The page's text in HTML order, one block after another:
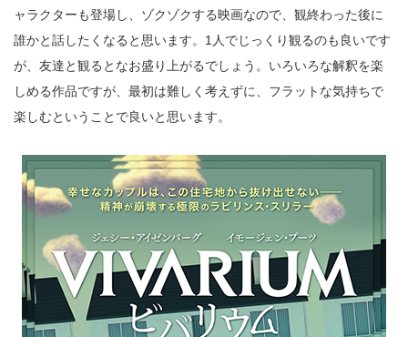
ャラクターも登場し、ゾクゾクする映画なので、観終わった後に
誰かと話したくなると思います。1人でじっくり観るのも良いです
が、友達と観るとなお盛り上がるでしょう。いろいろな解釈を楽
しめる作品ですが、最初は難しく考えずに、フラットな気持ちで
楽しむということで良いと思います。